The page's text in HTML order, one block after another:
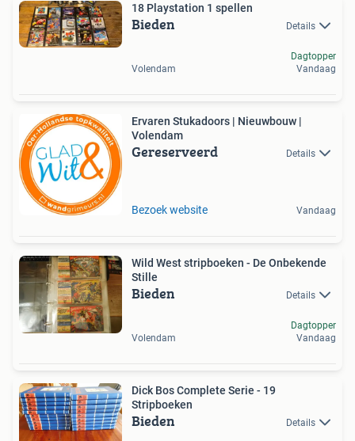
18 Playstation 1 spellen
Bieden Details
Volendam
Dagtopper
Vandaag
Ervaren Stukadoors | Nieuwbouw |
Volendam
Gereserveerd Details
Bezoek website Vandaag
Wild West stripboeken - De Onbekende
Stille
Bieden Details
Volendam
Dagtopper
Vandaag
Dick Bos Complete Serie - 19
Stripboeken
Bieden Details